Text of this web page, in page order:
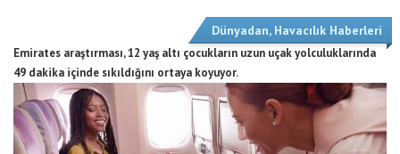
Dünyadan, Havacılık Haberleri
Emirates araştırması, 12 yaş altı çocukların uzun uçak yolculuklarında
49 dakika içinde sıkıldığını ortaya koyuyor.